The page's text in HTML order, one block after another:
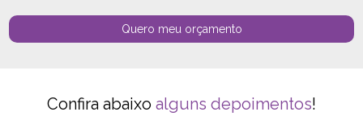
Quero meu orçamento
Confira abaixo alguns depoimentos!